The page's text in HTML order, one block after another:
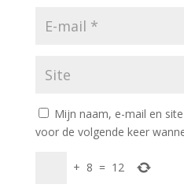
Mijn naam, e-mail en
voor de volgende keer
+ 8 = 12